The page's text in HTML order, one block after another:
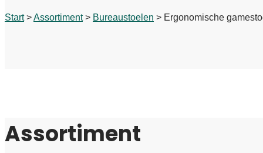
Start>Assortiment> Bureaustoelen > Ergonomische
Assortiment